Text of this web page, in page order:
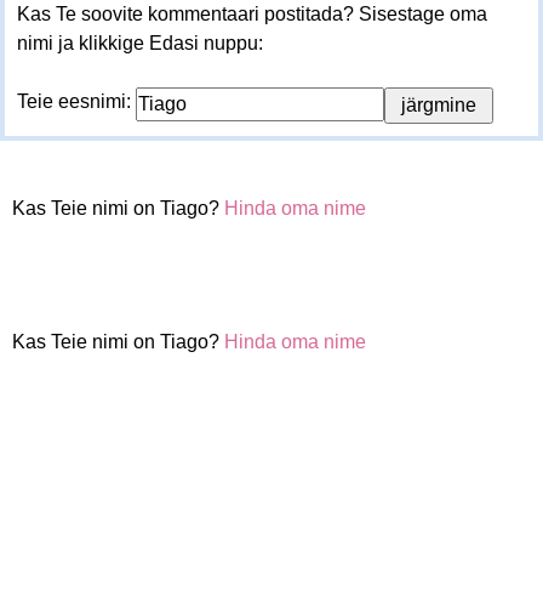
Kas Te soovite kommentaari postitada? Sisestage oma
nimi ja klikkige Edasi nuppu:
Teie eesnimi:
Kas Teie nimi on Tiago? Hinda oma nime
Kas Teie nimi on Tiago? Hinda oma nime